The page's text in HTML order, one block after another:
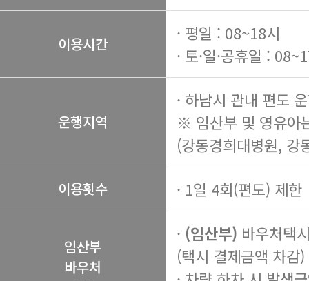
이용시간
· 평일 : 08~18시
· 토·일·공휴일 :
운행지역
· 하남시 관내 편도
※ 임산부 및 영유아
(강동경희대병원, 강
이용횟수 · 1일 4회(편도) 제한
임산부
바우처
· (임산부) 바우처택
(택시 결제금액 차감)